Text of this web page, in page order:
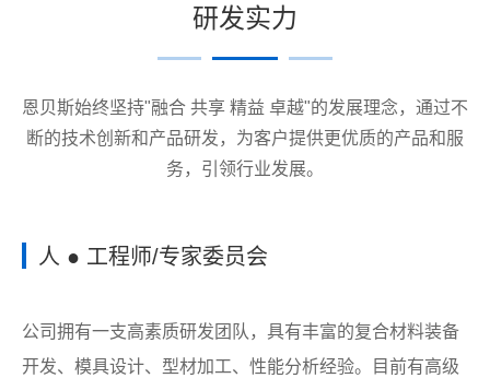
研发实力
恩贝斯始终坚持"融合 共享 精益 卓越"的发展理念，通过不
断的技术创新和产品研发，为客户提供更优质的产品和服
务，引领行业发展。
人 ● 工程师/专家委员会
公司拥有一支高素质研发团队，具有丰富的复合材料装备
开发、模具设计、型材加工、性能分析经验。目前有高级